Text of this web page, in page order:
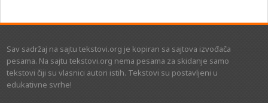
Sav sadržaj na sajtu tekstovi.org je kopiran sa sajtova izvođača
pesama. Na sajtu tekstovi.org nema pesama za skidanje samo
tekstovi čiji su vlasnici autori istih. Tekstovi su postavljeni u
edukativne svrhe!